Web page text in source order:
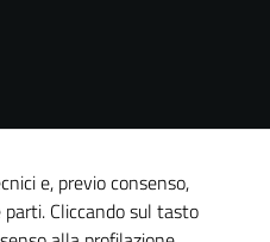
e, previo consenso,
Cliccando sul tasto
possono
disabilitati.
Questi cookie